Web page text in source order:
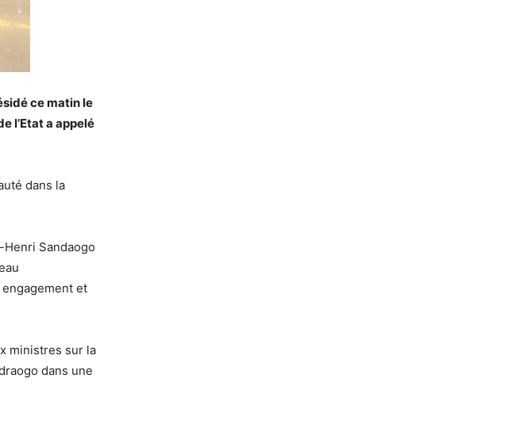
ce matin le
l’Etat a appelé
dans la
Sandaogo
et
ministres sur la
dans une